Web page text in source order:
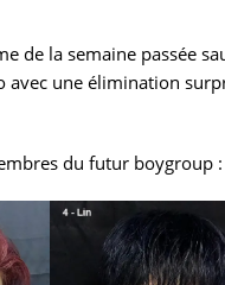
de la semaine passée
avec une élimination
du futur boygroup :